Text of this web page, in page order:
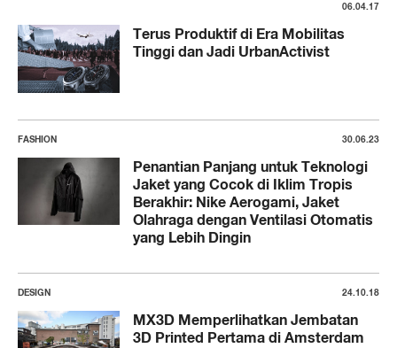
06.04.17
Terus Produktif di Era Mobilitas
Tinggi dan Jadi UrbanActivist
FASHION 30.06.23
Penantian Panjang untuk Teknologi
Jaket yang Cocok di Iklim Tropis
Berakhir: Nike Aerogami, Jaket
Olahraga dengan Ventilasi Otomatis
yang Lebih Dingin
DESIGN 24.10.18
MX3D Memperlihatkan Jembatan
3D Printed Pertama di Amsterdam